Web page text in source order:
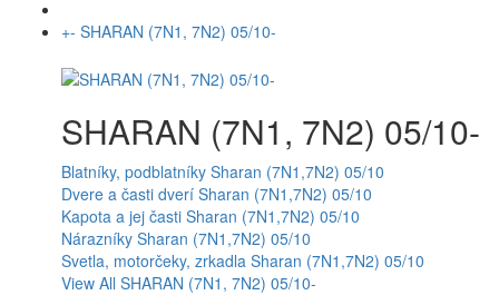
+- SHARAN (7N1, 7N2) 05/10-
SHARAN (7N1, 7N2) 05/10-
Blatníky, podblatníky Sharan (7N1,7N2) 05/10
Dvere a časti dverí Sharan (7N1,7N2) 05/10
Kapota a jej časti Sharan (7N1,7N2) 05/10
Nárazníky Sharan (7N1,7N2) 05/10
Svetla, motorčeky, zrkadla Sharan (7N1,7N2) 05/10
View All SHARAN (7N1, 7N2) 05/10-